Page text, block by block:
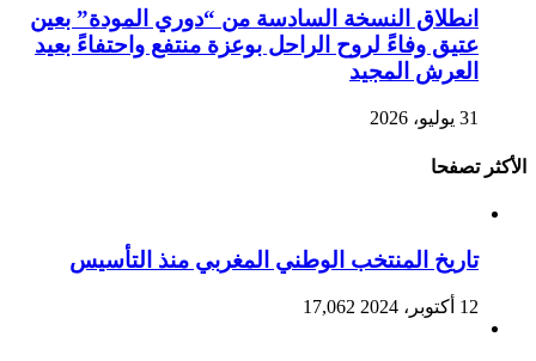
انطلاق النسخة السادسة من “دوري المودة” بعين
عتيق وفاءً لروح الراحل بوعزة منتفع واحتفاءً بعيد
العرش المجيد
31 يوليو، 2026
الأكثر تصفحا
تاريخ المنتخب الوطني المغربي منذ التأسيس
12 أكتوبر، 2024 17,062